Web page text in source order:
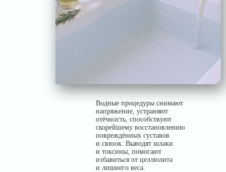
Водные процедуры снимают
напряжение, устраняют
отёчность, способствуют
скорейшему восстановлению
повреждённых суставов
и связок. Выводят шлаки
и токсины, помогают
избавиться от целлюлита
и лишнего веса.